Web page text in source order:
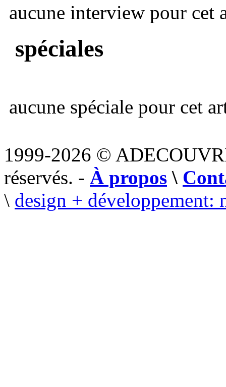
aucune interview pour cet
spéciales
aucune spéciale pour cet
1999-2026 ©
réservés. - À propos \
\ design + développement: